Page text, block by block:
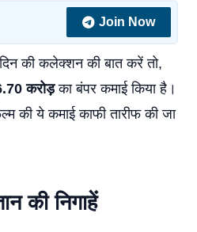
Join Now
की कलेक्शन की बात करें तो,
करोड़का बंपर कमाई किया है।
की ये कमाई काफी तारीफ की जा
की निगाहें